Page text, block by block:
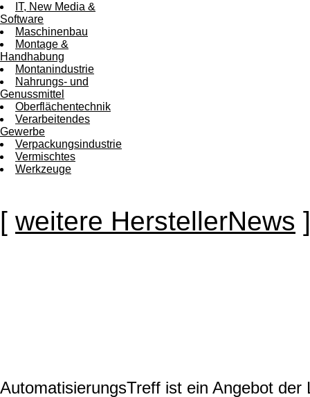
IT, New Media &
Software
Maschinenbau
Montage &
Handhabung
Montanindustrie
Nahrungs- und
Genussmittel
Oberflächentechnik
Verarbeitendes
Gewerbe
Verpackungsindustrie
Vermischtes
Werkzeuge
[ weitere HerstellerNews
AutomatisierungsTreff ist ein Angebot